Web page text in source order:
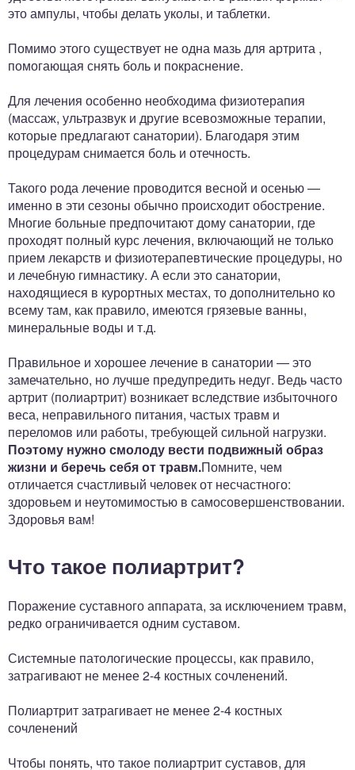
это ампулы, чтобы делать уколы, и таблетки.
Помимо этого существует не одна мазь для артрита ,
помогающая снять боль и покраснение.
Для лечения особенно необходима физиотерапия
(массаж, ультразвук и другие всевозможные терапии,
которые предлагают санатории). Благодаря этим
процедурам снимается боль и отечность.
Такого рода лечение проводится весной и осенью —
именно в эти сезоны обычно происходит обострение.
Многие больные предпочитают дому санатории, где
проходят полный курс лечения, включающий не только
прием лекарств и физиотерапевтические процедуры, но
и лечебную гимнастику. А если это санатории,
находящиеся в курортных местах, то дополнительно ко
всему там, как правило, имеются грязевые ванны,
минеральные воды и т.д.
Правильное и хорошее лечение в санатории — это
замечательно, но лучше предупредить недуг. Ведь часто
артрит (полиартрит) возникает вследствие избыточного
веса, неправильного питания, частых травм и
переломов или работы, требующей сильной нагрузки.
Поэтому нужно смолоду вести подвижный образ
жизни и беречь себя от травм.Помните, чем
отличается счастливый человек от несчастного:
здоровьем и неутомимостью в самосовершенствовании.
Здоровья вам!
Что такое полиартрит?
Поражение суставного аппарата, за исключением травм,
редко ограничивается одним суставом.
Системные патологические процессы, как правило,
затрагивают не менее 2-4 костных сочленений.
Полиартрит затрагивает не менее 2-4 костных
сочленений
Чтобы понять, что такое полиартрит суставов, для